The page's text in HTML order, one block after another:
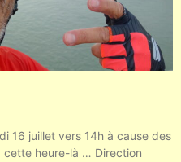
16 juillet vers 14h à cause des
cette heure-là … Direction